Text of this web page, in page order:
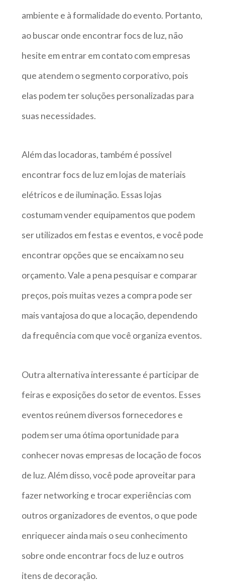
ambiente e à formalidade do evento. Portanto,
ao buscar onde encontrar focs de luz, não
hesite em entrar em contato com empresas
que atendem o segmento corporativo, pois
elas podem ter soluções personalizadas para
suas necessidades.
Além das locadoras, também é possível
encontrar focs de luz em lojas de materiais
elétricos e de iluminação. Essas lojas
costumam vender equipamentos que podem
ser utilizados em festas e eventos, e você pode
encontrar opções que se encaixam no seu
orçamento. Vale a pena pesquisar e comparar
preços, pois muitas vezes a compra pode ser
mais vantajosa do que a locação, dependendo
da frequência com que você organiza eventos.
Outra alternativa interessante é participar de
feiras e exposições do setor de eventos. Esses
eventos reúnem diversos fornecedores e
podem ser uma ótima oportunidade para
conhecer novas empresas de locação de focos
de luz. Além disso, você pode aproveitar para
fazer networking e trocar experiências com
outros organizadores de eventos, o que pode
enriquecer ainda mais o seu conhecimento
sobre onde encontrar focs de luz e outros
itens de decoração.